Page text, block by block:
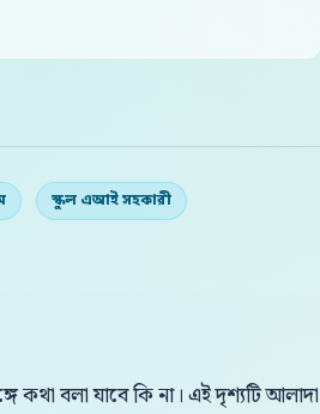
স্কুল এআই সহকারী
কথা বলা যাবে কি না। এই দৃশ্যটি আলাদা